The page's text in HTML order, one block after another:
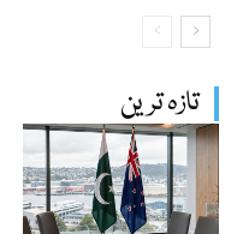
تازہ ترین